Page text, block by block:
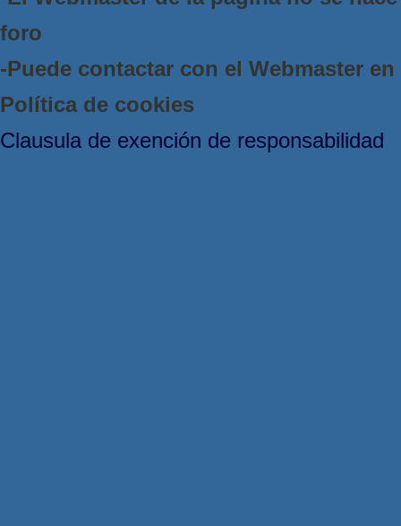
foro
-Puede contactar con el Webmaster
Política de cookies
Clausula de exención de responsabilidad